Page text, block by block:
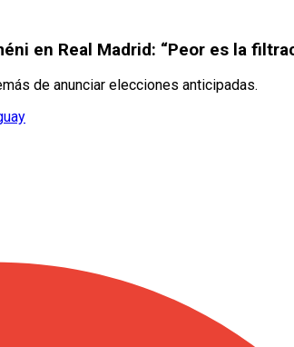
en Real Madrid: “Peor es la
de anunciar elecciones anticipadas.